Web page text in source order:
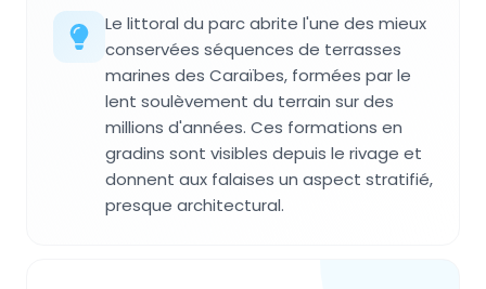
Le littoral du parc abrite l'une des mieux
conservées séquences de terrasses
marines des Caraïbes, formées par le
lent soulèvement du terrain sur des
millions d'années. Ces formations en
gradins sont visibles depuis le rivage et
donnent aux falaises un aspect stratifié,
presque architectural.